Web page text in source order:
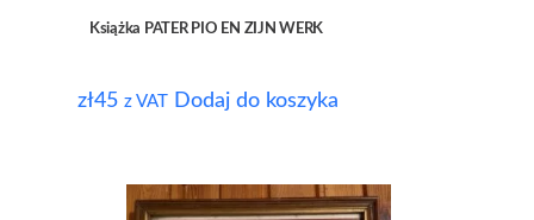
Książka PATER PIO EN ZIJN WERK
zł45 z VAT Dodaj do koszyka